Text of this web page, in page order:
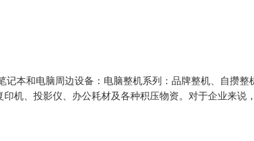
本和电脑周边设备：电脑整机系列：品牌整机、自攒整
机、投影仪、办公耗材及各种积压物资。对于企业来说